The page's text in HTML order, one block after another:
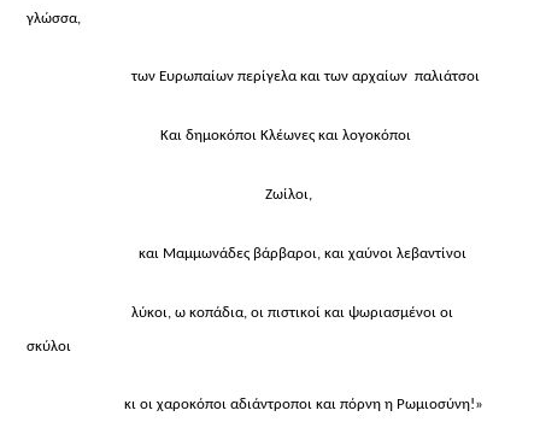
γλώσσα,
των Ευρωπαίων περίγελα και των αρχαίων παλιάτσοι
Και δημοκόποι Κλέωνες και λογοκόποι
Ζωίλοι,
και Μαμμωνάδες βάρβαροι, και χαύνοι λεβαντίνοι
λύκοι, ω κοπάδια, οι πιστικοί και ψωριασμένοι οι
σκύλοι
κι οι χαροκόποι αδιάντροποι και πόρνη η Ρωμιοσύνη!»